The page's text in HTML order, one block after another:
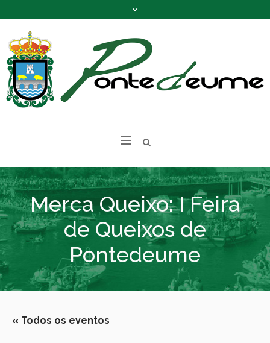
Merca Queixo: I Feira
de Queixos de
Pontedeume
« Todos os eventos